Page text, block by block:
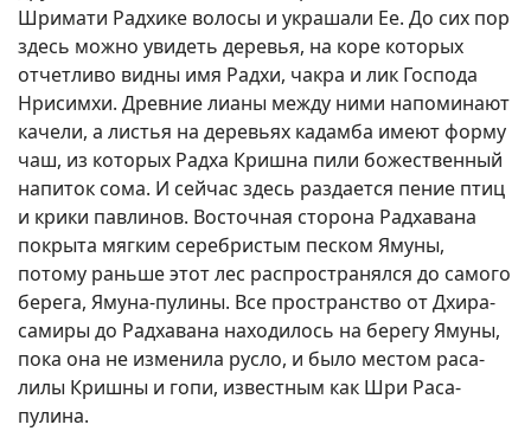
Шримати Радхике волосы и украшали Ее. До сих пор
здесь можно увидеть деревья, на коре которых
отчетливо видны имя Радхи, чакра и лик Господа
Нрисимхи. Древние лианы между ними напоминают
качели, а листья на деревьях кадамба имеют форму
чаш, из которых Радха Кришна пили божественный
напиток сома. И сейчас здесь раздается пение птиц
и крики павлинов. Восточная сторона Радхавана
покрыта мягким серебристым песком Ямуны,
потому раньше этот лес распространялся до самого
берега, Ямуна-пулины. Все пространство от Дхира-
самиры до Радхавана находилось на берегу Ямуны,
пока она не изменила русло, и было местом раса-
лилы Кришны и гопи, известным как Шри Раса-
пулина.